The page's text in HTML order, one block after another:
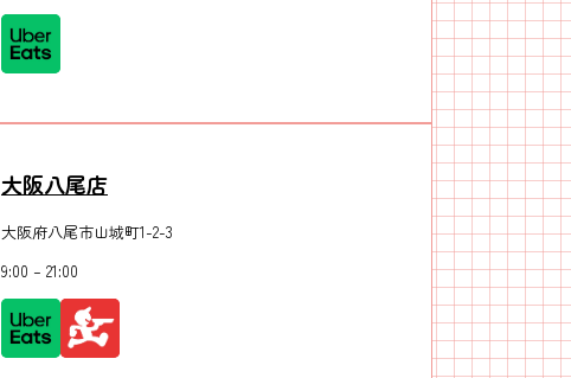
大阪八尾店
大阪府八尾市山城町1-2-3
9:00 – 21:00